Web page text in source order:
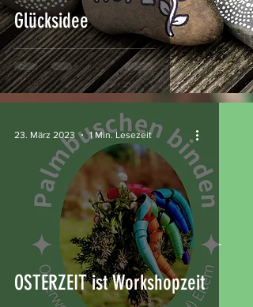
Glücksidee
OSTERZEIT ist Workshopzeit
23. März 2023 1 Min. Lesezeit